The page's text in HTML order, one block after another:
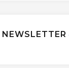
NEWSLETTER